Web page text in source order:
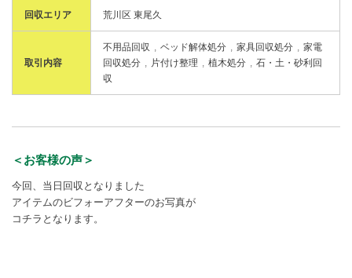
回収エリア 荒川区 東尾久
取引内容
不用品回収 ベッド解体処分 家具回収処分
家電
回収処分
片付け整理 植木処分
石・土・砂利回
収
＜お客様の声＞
今回、当日回収となりました
アイテムのビフォーアフターのお写真が
コチラとなります。